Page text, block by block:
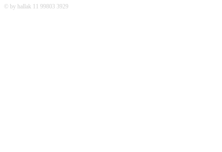
© by hallak 11 99803 3929